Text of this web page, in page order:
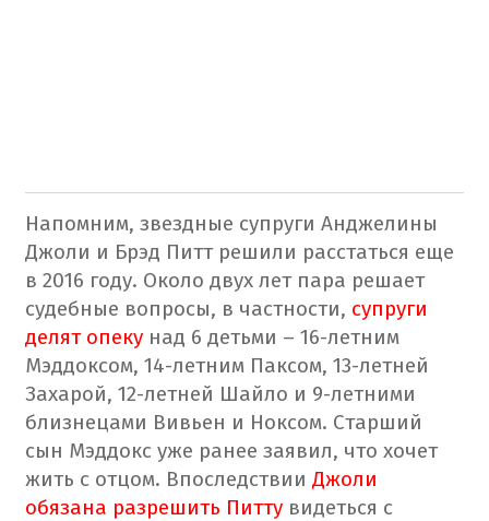
Напомним, звездные супруги Анджелины
Джоли и Брэд Питт решили расстаться еще
в 2016 году. Около двух лет пара решает
судебные вопросы, в частности, супруги
делят опеку над 6 детьми – 16-летним
Мэддоксом, 14-летним Паксом, 13-летней
Захарой, 12-летней Шайло и 9-летними
близнецами Вивьен и Ноксом. Старший
сын Мэддокс уже ранее заявил, что хочет
жить с отцом. Впоследствии Джоли
обязана разрешить Питту видеться с